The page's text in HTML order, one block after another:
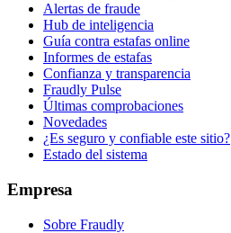
Alertas de fraude
Hub de inteligencia
Guía contra estafas online
Informes de estafas
Confianza y transparencia
Fraudly Pulse
Últimas comprobaciones
Novedades
¿Es seguro y confiable este sitio?
Estado del sistema
Empresa
Sobre Fraudly